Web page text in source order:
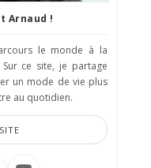
Arnaud !
le monde à la
ce site, je partage
un mode de vie plus
au quotidien.